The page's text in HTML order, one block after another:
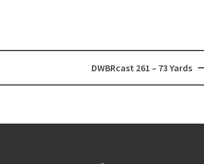
DWBRcast 261 – 73 Yards